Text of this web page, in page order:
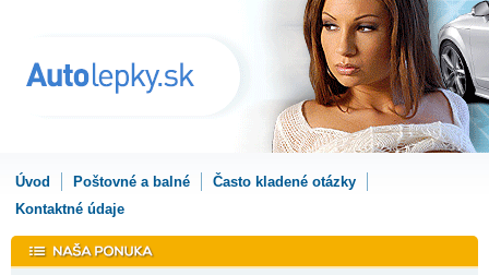
Úvod Poštovné a balné
Často kladené otázky
Kontaktné údaje